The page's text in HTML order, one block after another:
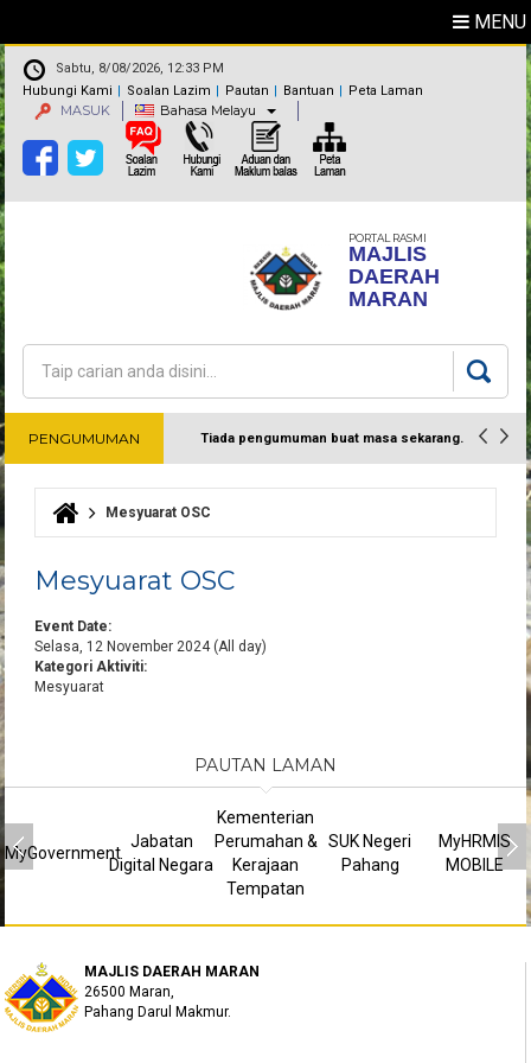
MENU
Sabtu, 8/08/2026, 12:33 PM
Hubungi Kami
Soalan Lazim Pautan Bantuan Peta Laman
MASUK Bahasa Melayu
PORTAL RASMI
MAJLIS
DAERAH
MARAN
Borang carian
Carian
PENGUMUMAN Tiada pengumuman buat masa sekarang.
Harap maklum
Anda di sini
Mesyuarat OSC
Mesyuarat OSC
Event Date:
Selasa, 12 November 2024 (All day)
Kategori Aktiviti:
Mesyuarat
PAUTAN LAMAN
MyGovernment
Jabatan
Digital Negara
Kementerian
Perumahan &
Kerajaan
Tempatan
SUK Negeri
Pahang
MyHRMIS
MOBILE
MAJLIS DAERAH MARAN
26500 Maran,
Pahang Darul Makmur.